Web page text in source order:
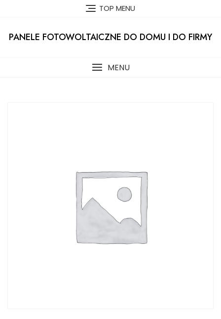
TOP MENU
PANELE FOTOWOLTAICZNE DO DOMU I DO FIRMY
MENU